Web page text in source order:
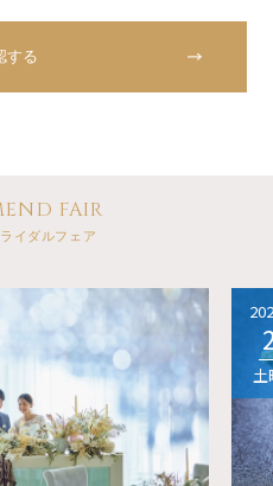
FAIR
イダルフェア
土